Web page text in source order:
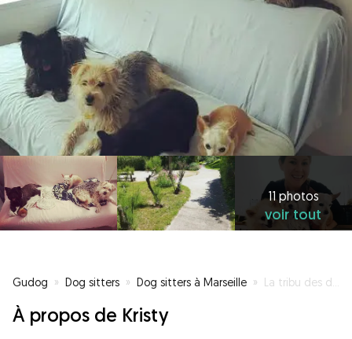
11 photos
voir tout
Gudog » Dog sitters » Dog sitters à Marseille » La tribu des dog sitter à Marseille
À propos de Kristy